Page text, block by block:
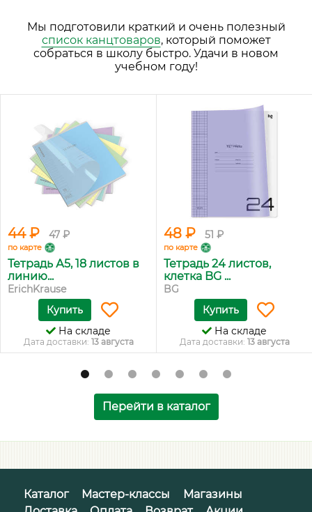
Мы подготовили краткий и очень полезный
список канцтоваров, который поможет
собраться в школу быстро. Удачи в новом
учебном году!
44 ₽ 47 ₽
по карте
Тетрадь А5, 18 листов в
линию...
ErichKrause
Купить
На складе
Дата доставки: 13 августа
48 ₽ 51 ₽
по карте
Тетрадь 24 листов,
клетка BG ...
BG
Купить
На складе
Дата доставки: 13 августа
Перейти в каталог
Каталог Мастер-классы
Магазины